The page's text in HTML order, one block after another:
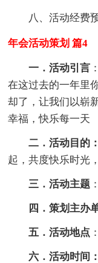
八、活动经费
年会活动策划 篇4
一．活动引言
在这过去的一年里
却了，让我们以崭
幸福，快乐每一天
二．活动目的：
起，共度快乐时光
三．活动主题
四．策划主办
五．活动地点
六．活动时间：